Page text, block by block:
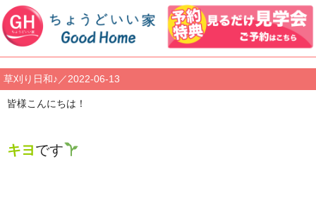
草刈り日和♪／2022-06-13
皆様こんにちは！
キヨです